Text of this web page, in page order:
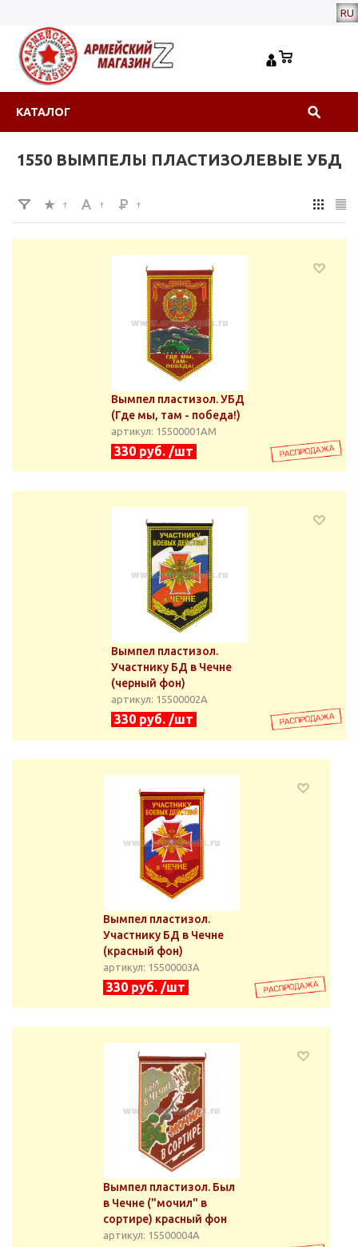
RU
КАТАЛОГ
1550 ВЫМПЕЛЫ ПЛАСТИЗОЛЕВЫЕ УБД
Вымпел пластизол. УБД
(Где мы, там - победа!)
артикул: 15500001АМ
330 руб. /шт
Вымпел пластизол.
Участнику БД в Чечне
(черный фон)
артикул: 15500002А
330 руб. /шт
Вымпел пластизол.
Участнику БД в Чечне
(красный фон)
артикул: 15500003А
330 руб. /шт
Вымпел пластизол. Был
в Чечне ("мочил" в
сортире) красный фон
артикул: 15500004А